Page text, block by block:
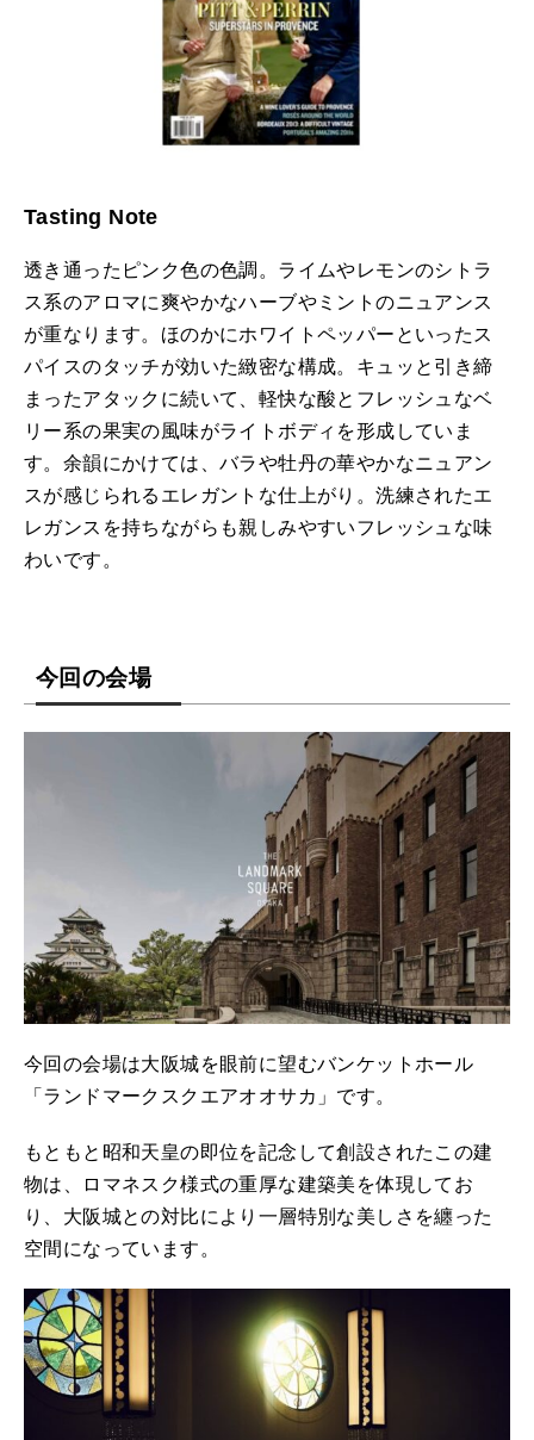
Tasting Note
透き通ったピンク色の色調。ライムやレモンのシトラ
ス系のアロマに爽やかなハーブやミントのニュアンス
が重なります。ほのかにホワイトペッパーといったス
パイスのタッチが効いた緻密な構成。キュッと引き締
まったアタックに続いて、軽快な酸とフレッシュなベ
リー系の果実の風味がライトボディを形成していま
す。余韻にかけては、バラや牡丹の華やかなニュアン
スが感じられるエレガントな仕上がり。洗練されたエ
レガンスを持ちながらも親しみやすいフレッシュな味
わいです。
今回の会場
今回の会場は大阪城を眼前に望むバンケットホール
「ランドマークスクエアオオサカ」です。
もともと昭和天皇の即位を記念して創設されたこの建
物は、ロマネスク様式の重厚な建築美を体現してお
り、大阪城との対比により一層特別な美しさを纏った
空間になっています。